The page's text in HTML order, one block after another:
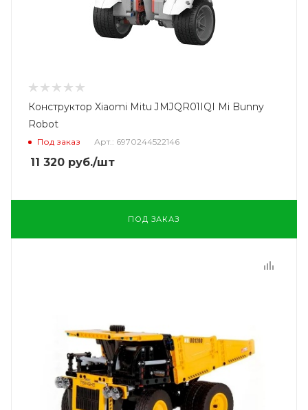
Конструктор Xiaomi Mitu JMJQR01IQI Mi Bunny
Robot
Под заказ Арт.: 6970244522146
11 320 руб./шт
ПОД ЗАКАЗ